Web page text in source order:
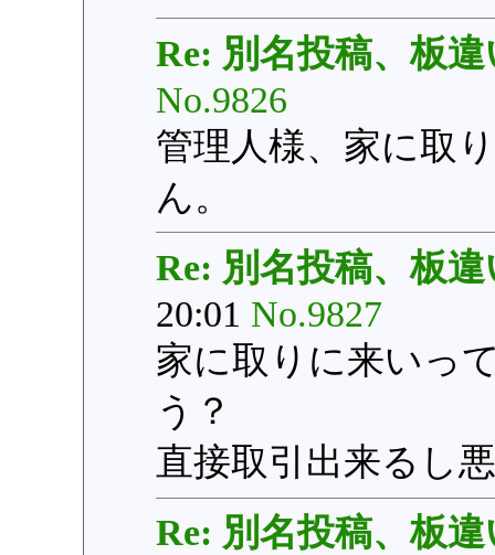
Re: 別名投稿、板違
No.9826
管理人様、家に取
ん。
Re: 別名投稿、板違
20:01 No.9827
家に取りに来いっ
う？
直接取引出来るし
Re: 別名投稿、板違